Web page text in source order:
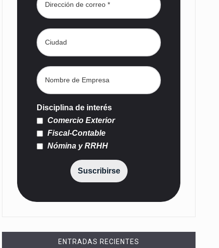
Disciplina de interés
Comercio Exterior
Fiscal-Contable
Nómina y RRHH
Suscribirse
ENTRADAS RECIENTES